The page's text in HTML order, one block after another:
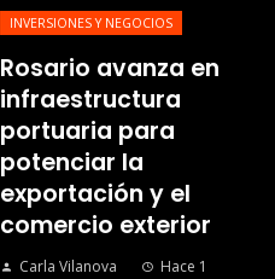
INVERSIONES Y NEGOCIOS
Rosario avanza en
infraestructura
portuaria para
potenciar la
exportación y el
comercio exterior
Carla Vilanova
Hace 1